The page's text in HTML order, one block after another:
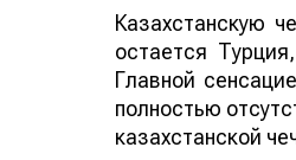
Казахстанскую
остается
Главной
полностью
казахстанской